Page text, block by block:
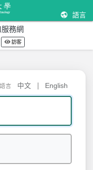
語言
務網
訪客
語言 中文 English